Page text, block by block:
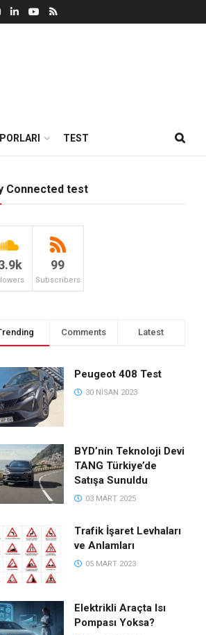
TEST
Connected test
99
Subscribers
Comments Latest
Peugeot 408 Test
30 NISAN 2023
BYD’nin Teknoloji Devi
TANG Türkiye’de
Satışa Sunuldu
03 MART 2025
Trafik İşaret Levhaları
ve Anlamları
05 MART 2023
Elektrikli Araçta Isı
Pompası Yoksa?